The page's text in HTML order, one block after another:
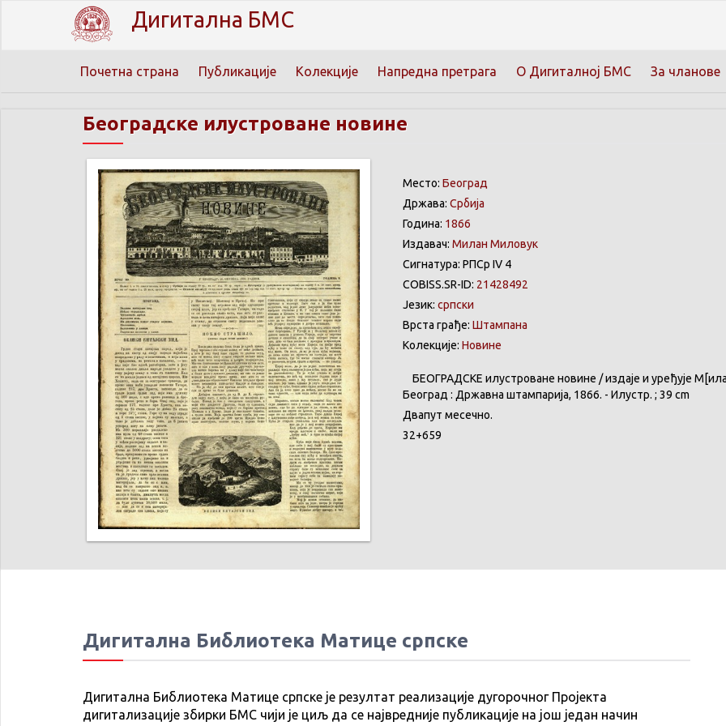
Дигитална БМС
Почетна страна Публикације Колекције Напредна претрага О Дигиталној БМС За чланове
Београдске илустроване новине
Место: Београд
Држава: Србија
Година: 1866
Издавач: Милан Миловук
Сигнатура: РПСр IV 4
COBISS.SR-ID: 21428492
Језик: српски
Врста грађе: Штампана
Колекције: Новине
БЕОГРАДСКЕ илустроване новине / издаје и уређује
Београд : Државна штампарија, 1866. - Илустр. ; 39 cm
Двапут месечно.
32+659
Дигитална Библиотека Матице српске
Дигитална Библиотека Матице српске је резултат реализације дугорочног Пројекта
дигитализације збирки БМС чији је циљ да се највредније публикације на још један начин